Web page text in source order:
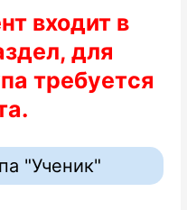
входит в
для
требуется
"Ученик"